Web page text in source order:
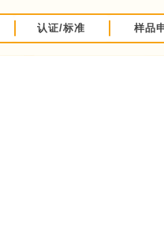
认证/标准 样品